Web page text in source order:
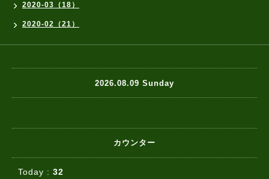
2020-03（18）
2020-02（21）
2026.08.09 Sunday
カウンター
Today : 32